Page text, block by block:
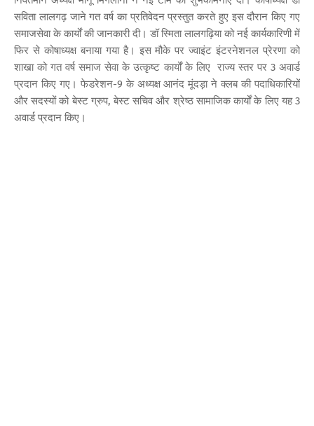
सविता लालगढ़ जाने गत वर्ष का प्रतिवेदन प्रस्तुत करते हुए इस दौरान किए गए
समाजसेवा के कार्यों की जानकारी दी। डॉ स्मिता लालगढ़िया को नई कार्यकारिणी में
फिर से कोषाध्यक्ष बनाया गया है। इस मौके पर ज्वाइंट इंटरनेशनल प्रेरणा को
शाखा को गत वर्ष समाज सेवा के उत्कृष्ट कार्यों के लिए राज्य स्तर पर 3 अवार्ड
प्रदान किए गए। फेडरेशन-9 के अध्यक्ष आनंद मूंदड़ा ने क्लब की पदाधिकारियों
और सदस्यों को बेस्ट ग्रुप, बेस्ट सचिव और श्रेष्ठ सामाजिक कार्यों के लिए यह 3
अवार्ड प्रदान किए।